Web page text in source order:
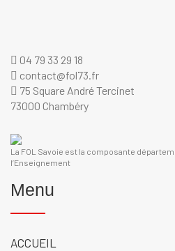
04 79 33 29 18
contact@fol73.fr
75 Square André Tercinet
73000 Chambéry
La FOL Savoie est la composante
l’Enseignement
Menu
ACCUEIL